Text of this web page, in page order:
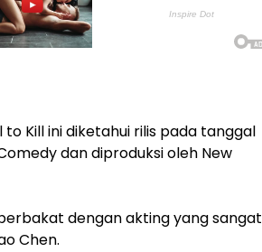
Kill ini diketahui rilis pada tanggal
dan diproduksi oleh New
dengan akting yang sangat
Chen.